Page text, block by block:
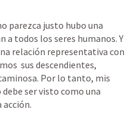
parezca justo hubo una
a todos los seres humanos. Y
relación representativa con
sus descendientes,
Por lo tanto, mis
ser visto como una
acción.